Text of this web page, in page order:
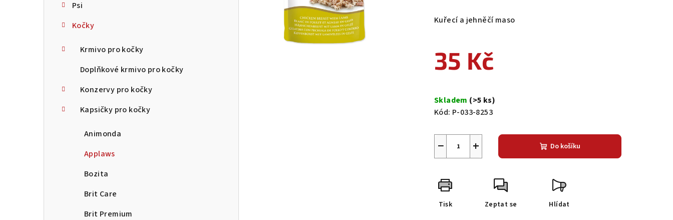
Psi
Kočky
Krmivo pro kočky
Doplňkové krmivo pro kočky
Konzervy pro kočky
Kapsičky pro kočky
Animonda
Applaws
Bozita
Brit Care
Brit Premium
Kuřecí a jehněčí maso
35 Kč
cena:
Skladem (>5 ks)
Kód: P-033-8253
+
− Do košíku
Tisk Zeptat se Hlídat